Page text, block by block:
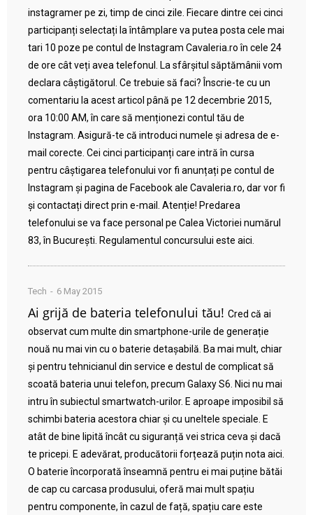
instagramer pe zi, timp de cinci zile. Fiecare dintre cei cinci
participanți selectați la întâmplare va putea posta cele mai
tari 10 poze pe contul de Instagram Cavaleria.ro în cele 24
de ore cât veți avea telefonul. La sfârșitul săptămânii vom
declara câștigătorul. Ce trebuie să faci? Înscrie-te cu un
comentariu la acest articol până pe 12 decembrie 2015,
ora 10:00 AM, în care să menționezi contul tău de
Instagram. Asigură-te că introduci numele și adresa de e-
mail corecte. Cei cinci participanți care intră în cursa
pentru câștigarea telefonului vor fi anunțați pe contul de
Instagram și pagina de Facebook ale Cavaleria.ro, dar vor fi
și contactați direct prin e-mail. Atenție! Predarea
telefonului se va face personal pe Calea Victoriei numărul
83, în București. Regulamentul concursului este aici.
Tech 6 May 2015
Ai grijă de bateria telefonului tău! Cred că ai
observat cum multe din smartphone-urile de generație
nouă nu mai vin cu o baterie detașabilă. Ba mai mult, chiar
și pentru tehnicianul din service e destul de complicat să
scoată bateria unui telefon, precum Galaxy S6. Nici nu mai
intru în subiectul smartwatch-urilor. E aproape imposibil să
schimbi bateria acestora chiar și cu uneltele speciale. E
atât de bine lipită încât cu siguranță vei strica ceva și dacă
te pricepi. E adevărat, producătorii forțează puțin nota aici.
O baterie încorporată înseamnă pentru ei mai puține bătăi
de cap cu carcasa produsului, oferă mai mult spațiu
pentru componente, în cazul de față, spațiu care este